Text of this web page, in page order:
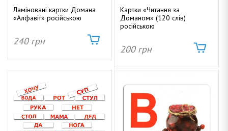
з 5
Ламіновані картки Домана
«Алфавіт» російською
240 грн
з
5
Картки «Читання за
Доманом» (120 слів)
російською
200 грн